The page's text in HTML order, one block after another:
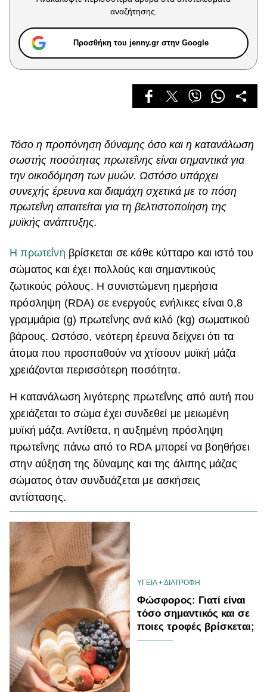
Celebrities
Who
True Stories
Ask the Guru
Living
Deco
Cooking
Green
ΒΟΞ
Χωρίς Ταμπέλες
Women's Forum
Hautes Grecians
Γάμος
Market News
αναζήτησης.
Προσθήκη του jenny.gr στην Google
Τόσο η προπόνηση δύναμης όσο και η κατανάλωση
σωστής ποσότητας πρωτεΐνης είναι σημαντικά για
την οικοδόμηση των μυών. Ωστόσο υπάρχει
συνεχής έρευνα και διαμάχη σχετικά με το πόση
πρωτεΐνη απαιτείται για τη βελτιστοποίηση της
μυϊκής ανάπτυξης.
Η πρωτεΐνη βρίσκεται σε κάθε κύτταρο και ιστό του
σώματος και έχει πολλούς και σημαντικούς
ζωτικούς ρόλους. Η συνιστώμενη ημερήσια
πρόσληψη (RDA) σε ενεργούς ενήλικες είναι 0,8
γραμμάρια (g) πρωτεΐνης ανά κιλό (kg) σωματικού
βάρους. Ωστόσο, νεότερη έρευνα δείχνει ότι τα
άτομα που προσπαθούν να χτίσουν μυϊκή μάζα
χρειάζονται περισσότερη ποσότητα.
Η κατανάλωση λιγότερης πρωτεΐνης από αυτή που
χρειάζεται το σώμα έχει συνδεθεί με μειωμένη
μυϊκή μάζα. Αντίθετα, η αυξημένη πρόσληψη
πρωτεΐνης πάνω από το RDA μπορεί να βοηθήσει
στην αύξηση της δύναμης και της άλιπης μάζας
σώματος όταν συνδυάζεται με ασκήσεις
αντίστασης.
ΥΓΕΙΑ + ΔΙΑΤΡΟΦΗ
Φώσφορος: Γιατί είναι
τόσο σημαντικός και σε
ποιες τροφές βρίσκεται;